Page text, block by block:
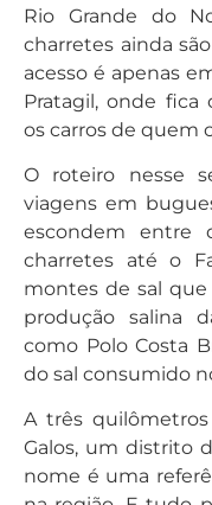
Rio Grande do
charretes ainda
acesso é apenas
Pratagil, onde fica
os carros de quem
O roteiro nesse
viagens em
escondem entre
charretes até o
montes de sal
produção salina
como Polo Costa
do sal consumido
A três
Galos, um distrito
nome é uma